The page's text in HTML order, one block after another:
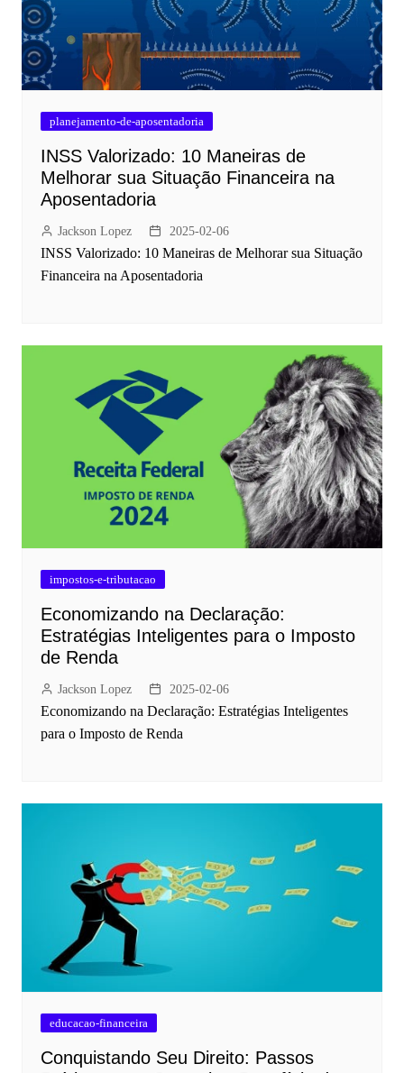
planejamento-de-aposentadoria
INSS Valorizado: 10 Maneiras de
Melhorar sua Situação Financeira na
Aposentadoria
Jackson Lopez 2025-02-06
INSS Valorizado: 10 Maneiras de Melhorar sua Situação
Financeira na Aposentadoria
impostos-e-tributacao
Economizando na Declaração:
Estratégias Inteligentes para o Imposto
de Renda
Jackson Lopez 2025-02-06
Economizando na Declaração: Estratégias Inteligentes
para o Imposto de Renda
educacao-financeira
Conquistando Seu Direito: Passos